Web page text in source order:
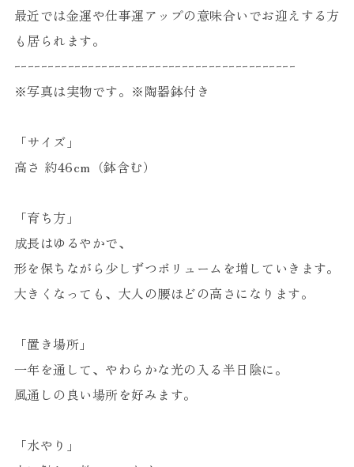
最近では金運や仕事運アップの意味合いでお迎えする方
も居られます。
ｰｰｰｰｰｰｰｰｰｰｰｰｰｰｰｰｰｰｰｰｰｰｰｰｰｰｰｰｰｰｰｰｰｰｰｰｰｰｰｰｰｰ
※写真は実物です。※陶器鉢付き
「サイズ」
高さ 約46cm（鉢含む）
「育ち方」
成長はゆるやかで、
形を保ちながら少しずつボリュームを増していきます。
大きくなっても、大人の腰ほどの高さになります。
「置き場所」
一年を通して、やわらかな光の入る半日陰に。
風通しの良い場所を好みます。
「水やり」